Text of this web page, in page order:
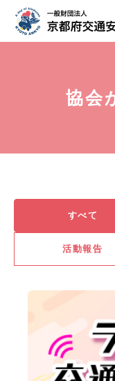
協会
すべて
活動報告